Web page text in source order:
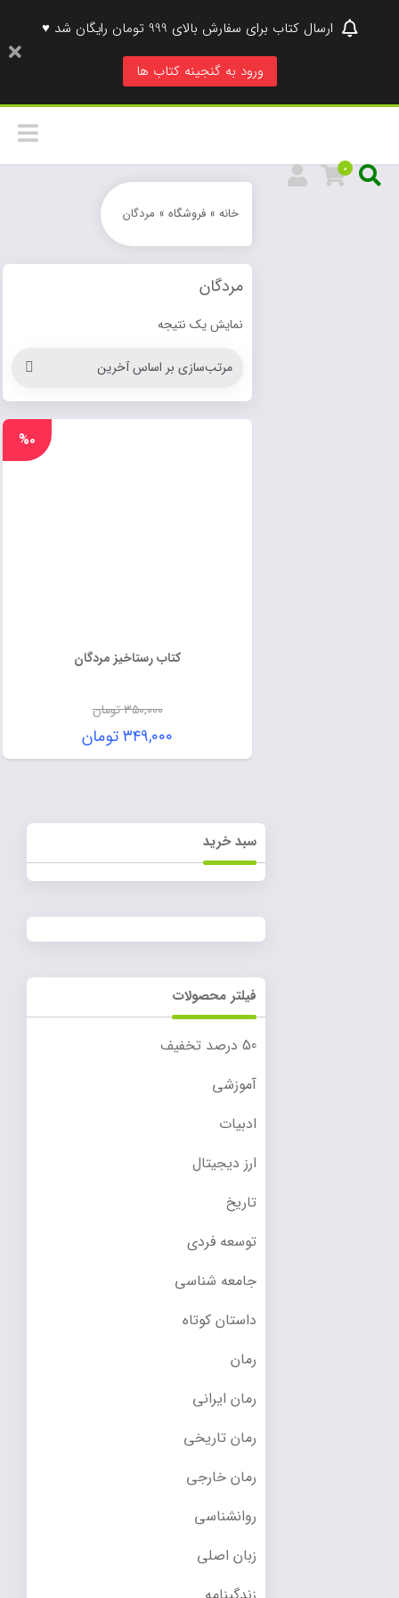
ارسال کتاب برای سفارش بالای 999 تومان رایگان شد ♥
ورود به گنجینه کتاب ها
خانه» فروشگاه» مردگان
مردگان
نمایش یک نتیجه
کتاب رستاخیز مردگان
۳۵۰,۰۰۰تومان
۳۴۹,۰۰۰تومان
%۰
سبد خرید
فیلتر محصولات
50 درصد تخفیف
آموزشی
ادبیات
ارز دیجیتال
تاریخ
توسعه فردی
جامعه شناسی
داستان کوتاه
رمان
رمان ایرانی
رمان تاریخی
رمان خارجی
روانشناسی
زبان اصلی